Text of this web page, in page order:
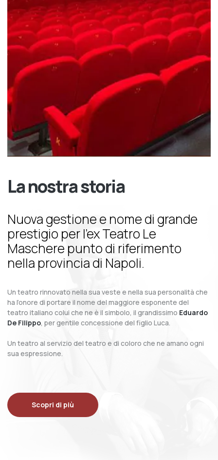
La nostra storia
Nuova gestione e nome di grande
prestigio per l’ex Teatro Le
Maschere punto di riferimento
nella provincia di Napoli.
Un teatro rinnovato nella sua veste e nella sua personalità che
ha l’onore di portare il nome del maggiore esponente del
teatro italiano colui che ne è il simbolo, il grandissimo Eduardo
De Filippo, per gentile concessione del figlio Luca.
Un teatro al servizio del teatro e di coloro che ne amano ogni
sua espressione.
Scopri di più